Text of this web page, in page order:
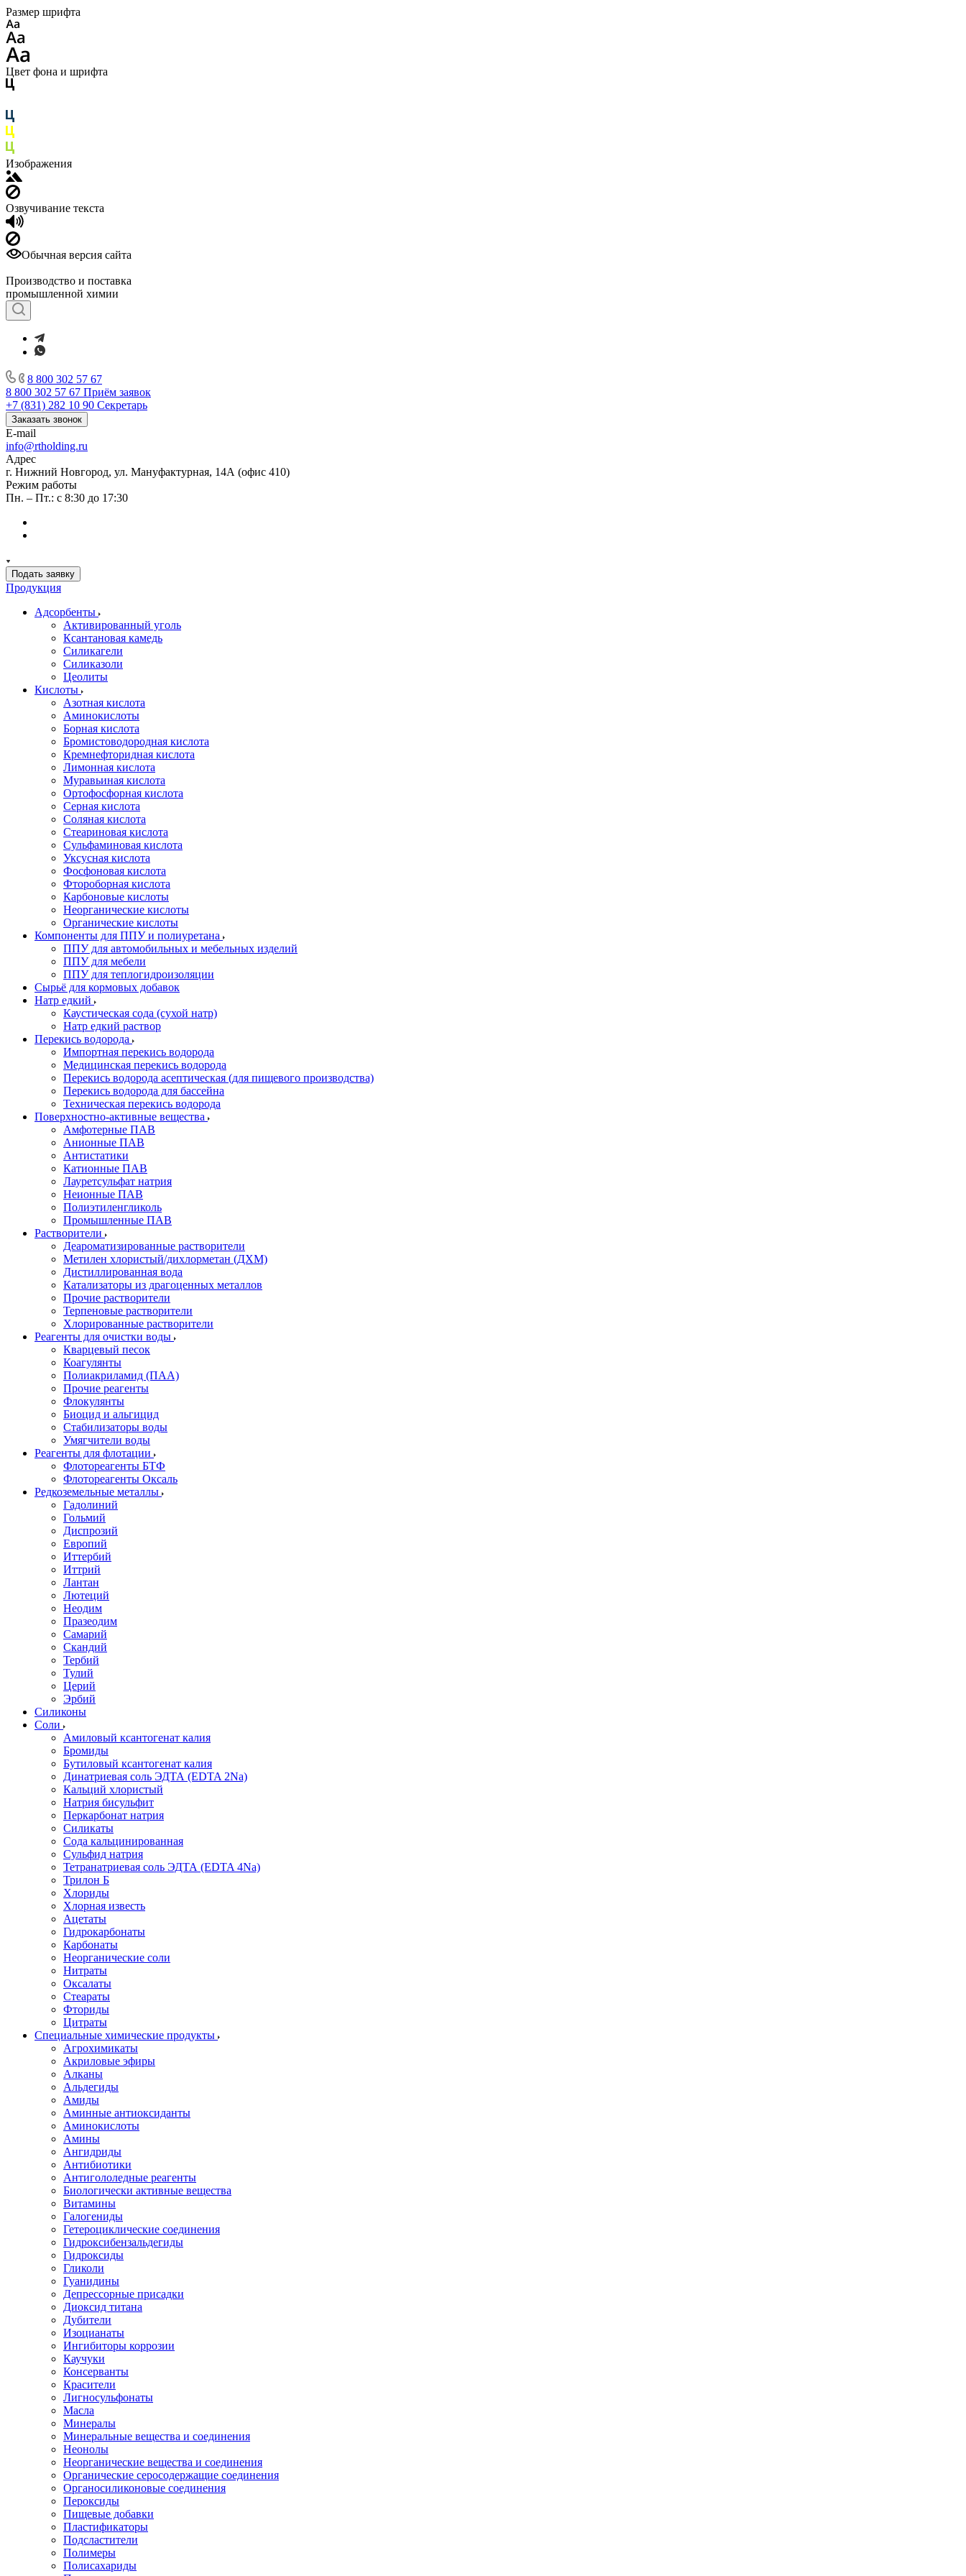
Размер шрифта
Цвет фона и шрифта
Изображения
Озвучивание текста
Обычная версия сайта
Производство и поставка
промышленной химии
8 800 302 57 67
8 800 302 57 67 Приём заявок
+7 (831) 282 10 90 Секретарь
Заказать звонок
E-mail
info@rtholding.ru
Адрес
г. Нижний Новгород, ул. Мануфактурная, 14А (офис 410)
Режим работы
Пн. – Пт.: с 8:30 до 17:30
Подать заявку
Продукция
Адсорбенты
Активированный уголь
Ксантановая камедь
Силикагели
Силиказоли
Цеолиты
Кислоты
Азотная кислота
Аминокислоты
Борная кислота
Бромистоводородная кислота
Кремнефторидная кислота
Лимонная кислота
Муравьиная кислота
Ортофосфорная кислота
Серная кислота
Соляная кислота
Стеариновая кислота
Сульфаминовая кислота
Уксусная кислота
Фосфоновая кислота
Фтороборная кислота
Карбоновые кислоты
Неорганические кислоты
Органические кислоты
Компоненты для ППУ и полиуретана
ППУ для автомобильных и мебельных изделий
ППУ для мебели
ППУ для теплогидроизоляции
Сырьё для кормовых добавок
Натр едкий
Каустическая сода (сухой натр)
Натр едкий раствор
Перекись водорода
Импортная перекись водорода
Медицинская перекись водорода
Перекись водорода асептическая (для пищевого производства)
Перекись водорода для бассейна
Техническая перекись водорода
Поверхностно-активные вещества
Амфотерные ПАВ
Анионные ПАВ
Антистатики
Катионные ПАВ
Лауретсульфат натрия
Неионные ПАВ
Полиэтиленгликоль
Промышленные ПАВ
Растворители
Деароматизированные растворители
Метилен хлористый/дихлорметан (ДХМ)
Дистиллированная вода
Катализаторы из драгоценных металлов
Прочие растворители
Терпеновые растворители
Хлорированные растворители
Реагенты для очистки воды
Кварцевый песок
Коагулянты
Полиакриламид (ПАА)
Прочие реагенты
Флокулянты
Биоцид и альгицид
Стабилизаторы воды
Умягчители воды
Реагенты для флотации
Флотореагенты БТФ
Флотореагенты Оксаль
Редкоземельные металлы
Гадолиний
Гольмий
Диспрозий
Европий
Иттербий
Иттрий
Лантан
Лютеций
Неодим
Празеодим
Самарий
Скандий
Тербий
Тулий
Церий
Эрбий
Силиконы
Соли
Амиловый ксантогенат калия
Бромиды
Бутиловый ксантогенат калия
Динатриевая соль ЭДТА (EDTA 2Na)
Кальций хлористый
Натрия бисульфит
Перкарбонат натрия
Силикаты
Сода кальцинированная
Сульфид натрия
Тетранатриевая соль ЭДТА (EDTA 4Na)
Трилон Б
Хлориды
Хлорная известь
Ацетаты
Гидрокарбонаты
Карбонаты
Неорганические соли
Нитраты
Оксалаты
Стеараты
Фториды
Цитраты
Специальные химические продукты
Агрохимикаты
Акриловые эфиры
Алканы
Альдегиды
Амиды
Аминные антиоксиданты
Аминокислоты
Амины
Ангидриды
Антибиотики
Антигололедные реагенты
Биологически активные вещества
Витамины
Галогениды
Гетероциклические соединения
Гидроксибензальдегиды
Гидроксиды
Гликоли
Гуанидины
Депрессорные присадки
Диоксид титана
Дубители
Изоцианаты
Ингибиторы коррозии
Каучуки
Консерванты
Красители
Лигносульфонаты
Масла
Минералы
Минеральные вещества и соединения
Неонолы
Неорганические вещества и соединения
Органические серосодержащие соединения
Органосиликоновые соединения
Пероксиды
Пищевые добавки
Пластификаторы
Подсластители
Полимеры
Полисахариды